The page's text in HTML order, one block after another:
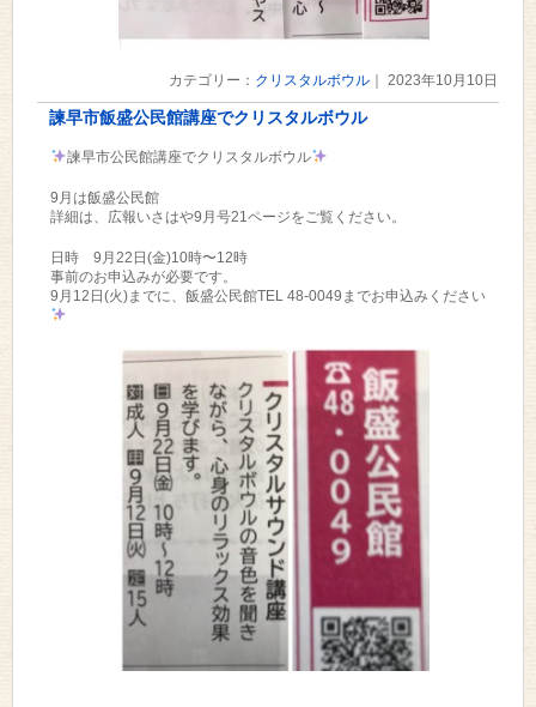
カテゴリー： クリスタルボウル｜ 2023年10月10日
諫早市飯盛公民館講座でクリスタルボウル
諫早市公民館講座でクリスタルボウル
9月は飯盛公民館
詳細は、広報いさはや9月号21ページをご覧ください。
日時 9月22日(金)10時〜12時
事前のお申込みが必要です。
9月12日(火)までに、飯盛公民館TEL 48-0049までお申込みください